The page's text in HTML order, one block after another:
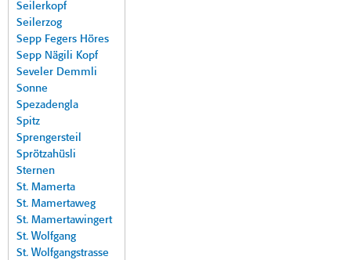
Seilerkopf
Seilerzog
Sepp Fegers Höres
Sepp Nägili Kopf
Seveler Demmli
Sonne
Spezadengla
Spitz
Sprengersteil
Sprötzahüsli
Sternen
St. Mamerta
St. Mamertaweg
St. Mamertawingert
St. Wolfgang
St. Wolfgangstrasse